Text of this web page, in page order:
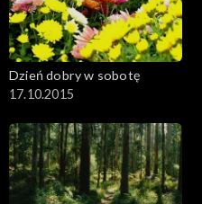
Dzień dobry w sobotę
17.10.2015